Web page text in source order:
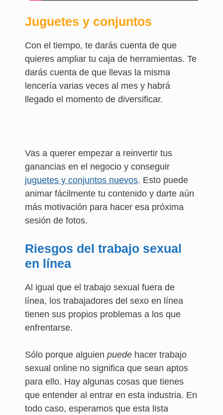
Juguetes y conjuntos
Con el tiempo, te darás cuenta de que
quieres ampliar tu caja de herramientas. Te
darás cuenta de que llevas la misma
lencería varias veces al mes y habrá
llegado el momento de diversificar.
Vas a querer empezar a reinvertir tus
ganancias en el negocio y conseguir
juguetes y conjuntos nuevos. Esto puede
animar fácilmente tu contenido y darte aún
más motivación para hacer esa próxima
sesión de fotos.
Riesgos del trabajo sexual
en línea
Al igual que el trabajo sexual fuera de
línea, los trabajadores del sexo en línea
tienen sus propios problemas a los que
enfrentarse.
Sólo porque alguien puede hacer trabajo
sexual online no significa que sean aptos
para ello. Hay algunas cosas que tienes
que entender al entrar en esta industria. En
todo caso, esperamos que esta lista